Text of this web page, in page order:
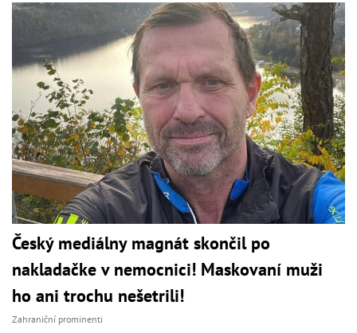
Český mediálny magnát skončil po
nakladačke v nemocnici! Maskovaní muži
ho ani trochu nešetrili!
Zahraniční prominenti